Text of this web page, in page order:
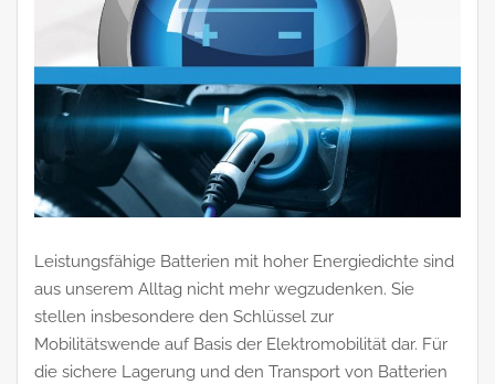
Leistungsfähige Batterien mit hoher Energiedichte sind
aus unserem Alltag nicht mehr wegzudenken. Sie
stellen insbesondere den Schlüssel zur
Mobilitätswende auf Basis der Elektromobilität dar. Für
die sichere Lagerung und den Transport von Batterien